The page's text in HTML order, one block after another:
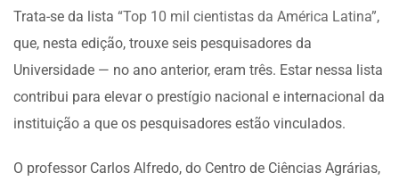
Trata-se da lista “Top 10 mil cientistas da América Latina”,
que, nesta edição, trouxe seis pesquisadores da
Universidade — no ano anterior, eram três. Estar nessa lista
contribui para elevar o prestígio nacional e internacional da
instituição a que os pesquisadores estão vinculados.
O professor Carlos Alfredo, do Centro de Ciências Agrárias,